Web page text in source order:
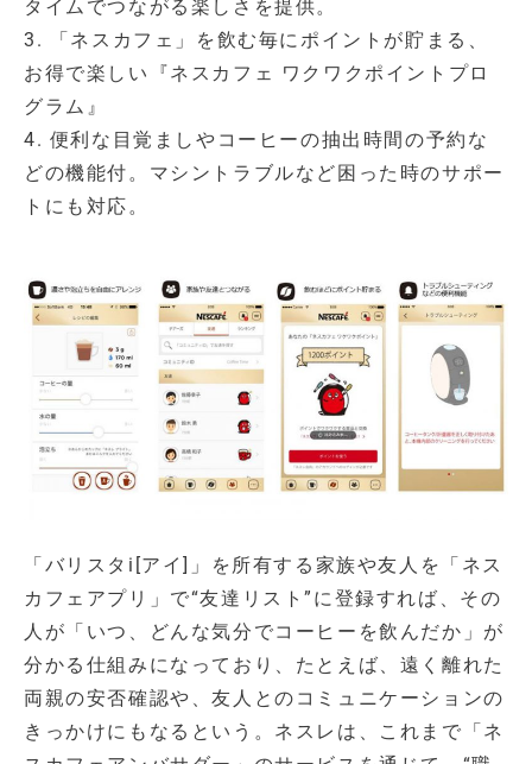
タイムでつながる楽しさを提供。
3. 「ネスカフェ」を飲む毎にポイントが貯まる、
お得で楽しい『ネスカフェ ワクワクポイントプロ
グラム』
4. 便利な目覚ましやコーヒーの抽出時間の予約な
どの機能付。マシントラブルなど困った時のサポー
トにも対応。
「バリスタi[アイ]」を所有する家族や友人を「ネス
カフェアプリ」で“友達リスト”に登録すれば、その
人が「いつ、どんな気分でコーヒーを飲んだか」が
分かる仕組みになっており、たとえば、遠く離れた
両親の安否確認や、友人とのコミュニケーションの
きっかけにもなるという。ネスレは、これまで「ネ